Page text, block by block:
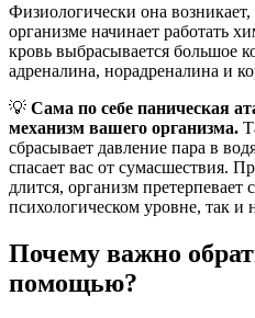
Физиологически она возникает,
организме начинает работать
кровь выбрасывается большое
адреналина, норадреналина и
💡 Сама по себе паническая
механизм вашего организма.
сбрасывает давление пара в
спасает вас от сумасшествия.
длится, организм претерпевает
психологическом уровне, так и
Почему важно
помощью?